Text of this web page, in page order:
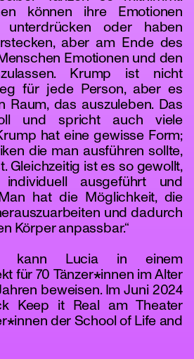
können ihre Emotionen
unterdrücken oder haben
aber am Ende des
Emotionen und den
Krump ist nicht
für jede Person, aber es
Raum, das auszuleben. Das
und spricht auch viele
hat eine gewisse Form;
die man ausführen sollte,
Gleichzeitig ist es so gewollt,
ausgeführt und
hat die Möglichkeit, die
und dadurch
Körper anpassbar.“
kann Lucia in einem
für 70 Tänzer*innen im Alter
beweisen. Im Juni 2024
Keep it Real am Theater
der School of Life and